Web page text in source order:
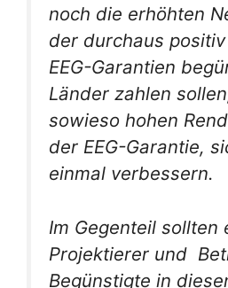
noch die erhöhten
der durchaus
EEG-Garantien
Länder zahlen
sowieso hohen
der EEG-Garantie,
einmal verbessern.
Im Gegenteil sollten
Projektierer und
Begünstigte in